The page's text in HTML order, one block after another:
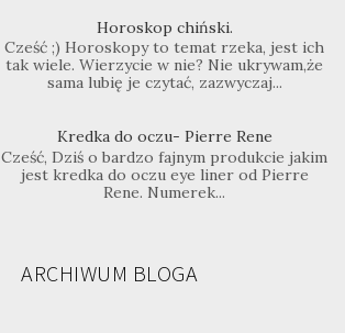
Horoskop chiński.
Cześć ;) Horoskopy to temat rzeka, jest ich
tak wiele. Wierzycie w nie? Nie ukrywam,że
sama lubię je czytać, zazwyczaj...
Kredka do oczu- Pierre Rene
Cześć, Dziś o bardzo fajnym produkcie jakim
jest kredka do oczu eye liner od Pierre
Rene. Numerek...
ARCHIWUM BLOGA